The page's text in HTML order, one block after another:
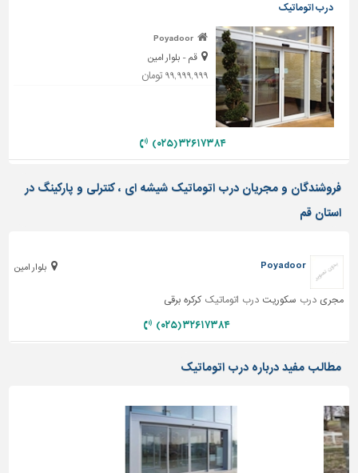
ساختمانی
پله،
نرده
حفاظ
دیوارپوش،
و
بهداشتی
و
آلات
برقی،روشنایی،ایمنی
محوطه
سازی
درب اتوماتیک
Poyadoor
قم - بلوار امین
۹۹,۹۹۹,۹۹۹ تومان
۳۲۶۱۷۳۸۴ (۰۲۵)
فروشندگان و مجریان درب اتوماتیک شیشه ای ، کنترلی و پارکینگ در
استان قم
بلوار امین Poyadoor
مجریدرب سکوریتدرب اتوماتیک کرکره برقی
۳۲۶۱۷۳۸۴ (۰۲۵)
مطالب مفید درباره درب اتوماتیک